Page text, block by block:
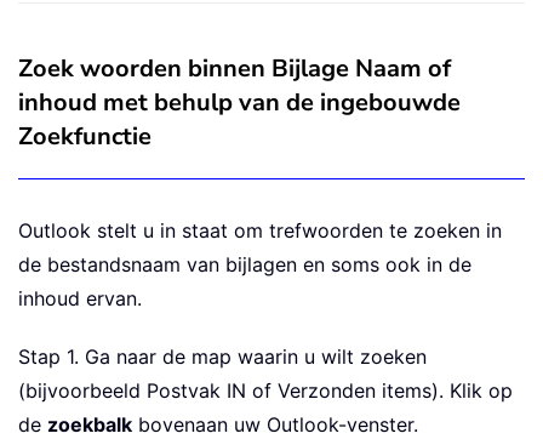
Zoek woorden binnen Bijlage Naam of
inhoud met behulp van de ingebouwde
Zoekfunctie
Outlook stelt u in staat om trefwoorden te zoeken in
de bestandsnaam van bijlagen en soms ook in de
inhoud ervan.
Stap 1. Ga naar de map waarin u wilt zoeken
(bijvoorbeeld Postvak IN of Verzonden items). Klik op
de zoekbalk bovenaan uw Outlook-venster.